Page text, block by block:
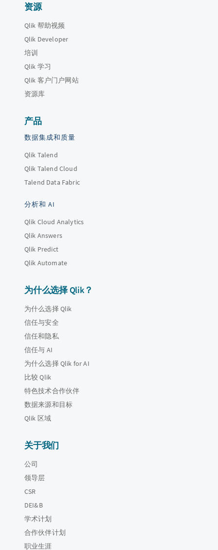
资源
Qlik 帮助视频
Qlik Developer
培训
Qlik 学习
Qlik 客户门户网站
资源库
产品
数据集成和质量
Qlik Talend
Qlik Talend Cloud
Talend Data Fabric
分析和 AI
Qlik Cloud Analytics
Qlik Answers
Qlik Predict
Qlik Automate
为什么选择 Qlik？
为什么选择 Qlik
信任与安全
信任和隐私
信任与 AI
为什么选择 Qlik for AI
比较 Qlik
特色技术合作伙伴
数据来源和目标
Qlik 区域
关于我们
公司
领导层
CSR
DEI&B
学术计划
合作伙伴计划
职业生涯